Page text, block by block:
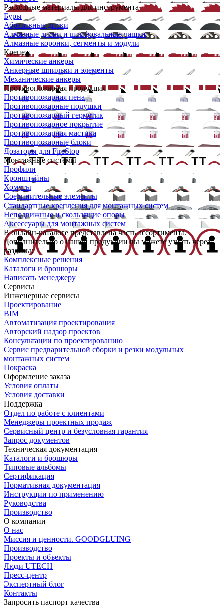
Расходные материалы для инструмента
Буры
Абразивные диски
Алмазные диски и шлифовальные чашки
Алмазные коронки, сегменты и модули
Крепеж
Химические анкеры
Анкерные шпильки и элементы
Механические анкеры
Противопожарная продукция
Противопожарная пена
Противопожарные подушки
Противопожарный герметик
Противопожарное покрытие
Противопожарная мастика
Противопожарные блоки
Дозаторы для FireStop
Монтажные системы
Профили
Кронштейны
Хомуты
Соединительные элементы
Стандартные крепления для монтажных систем
Неподвижные и скользящие опоры
Аксессуары для монтажных систем
В онлайн-каталоге представлена часть ассортимента.
Дополнительно о нашей продукции вы можете узнать через
разделы:
Комплексные решения
Каталоги и брошюры
Написать менеджеру
Сервисы
Инженерные сервисы
Проектирование
BIM
Автоматизация проектирования
Авторский надзор проектов
Консультации по проектированию
Сервис предварительной сборки и резки модульных
монтажных систем
Покраска
Оформление заказа
Условия оплаты
Условия доставки
Поддержка
Отдел по работе с клиентами
Менеджеры проектных продаж
Сервисный центр и безусловная гарантия
Запрос документов
Техническая документация
Каталоги и брошюры
Типовые альбомы
Сертификация
Нормативная документация
Инструкции по применению
Руководства
Производство
О компании
О нас
Миссия и ценности. GOODGLUING
Производство
Проекты и объекты
Люди UTECH
Пресс-центр
Экспертный блог
Контакты
Запросить паспорт качества